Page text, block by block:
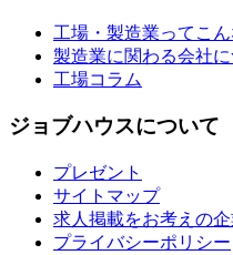
工場・製造業ってこ
製造業に関わる会社
工場コラム
ジョブハウスについて
プレゼント
サイトマップ
求人掲載をお考えの
プライバシーポリシー